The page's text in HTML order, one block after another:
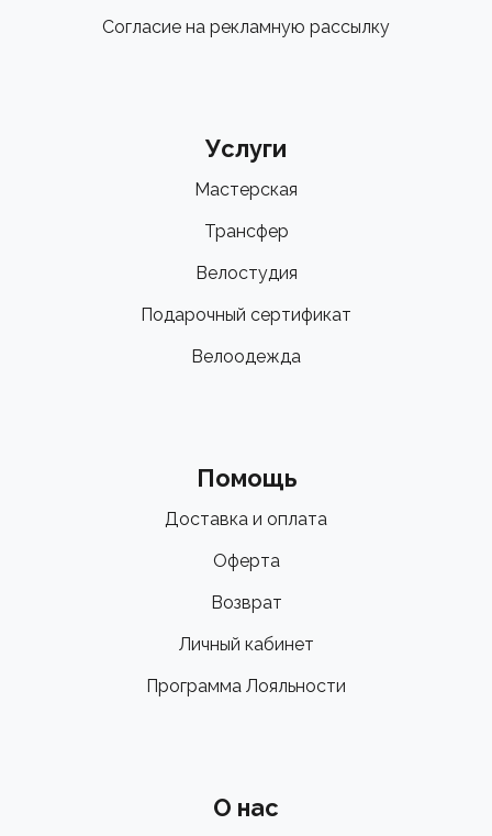
Согласие на рекламную рассылку
Услуги
Мастерская
Трансфер
Велостудия
Подарочный сертификат
Велоодежда
Помощь
Доставка и оплата
Оферта
Возврат
Личный кабинет
Программа Лояльности
О нас